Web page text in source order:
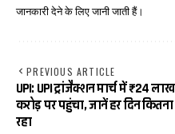
जानकारी देने के लिए जानी जाती हैं।
PREVIOUS ARTICLE
UPI: UPI ट्रांजैक्शन मार्च में ₹24 लाख
करोड़ पर पहुंचा, जानें हर दिन कितना
रहा